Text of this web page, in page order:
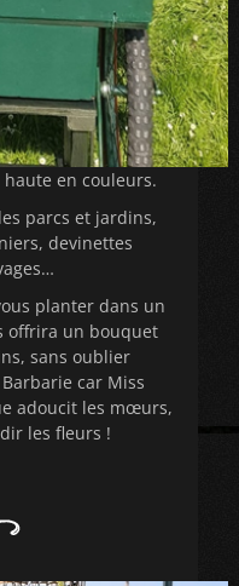
en couleurs.
parcs et jardins,
devinettes
planter dans un
offrira un bouquet
sans oublier
car Miss
adoucit les mœurs,
les fleurs !